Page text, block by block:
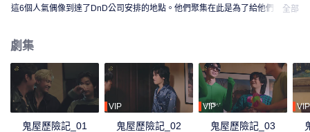
這6個人氣偶像到達了DnD公司安排的地點。他們聚集在此是為了給他們今年第
並陷入了一系列混亂呢？超乎想象的意外情況詭異扭曲，令人捧腹，這個紅磚
房裡的神祕事件讓著6個青年不得不開始他們的冒險，只為弄清發生在他們身上
的事情到底是真的幽靈作祟，還是隻是他們的幻想……
全部
劇集
鬼屋歷險記_01
VIP
鬼屋歷險記_02
VIP
鬼屋歷險記_03
VIP